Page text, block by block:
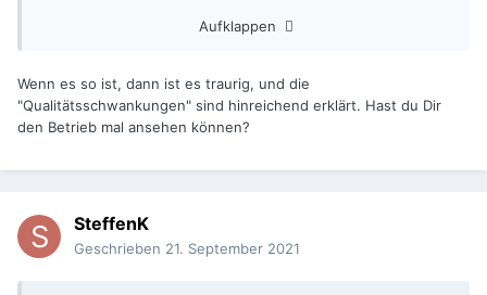
Aufklappen
Wenn es so ist, dann ist es traurig, und die
"Qualitätsschwankungen" sind hinreichend erklärt. Hast du Dir
den Betrieb mal ansehen können?
SteffenK
Geschrieben 21. September 2021